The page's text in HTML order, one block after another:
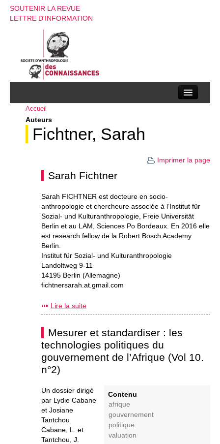
SOUTENIR LA REVUE
LETTRE D'INFORMATION
La société d’anthropologie des connaissances
La revue
Evenements
Accueil
Auteurs
Fichtner, Sarah
Imprimer la page
Sarah Fichtner
Sarah FICHTNER est docteure en socio-
anthropologie et chercheure associée à l’Institut für
Sozial- und Kulturanthropologie, Freie Universität
Berlin et au LAM, Sciences Po Bordeaux. En 2016 elle
est research fellow de la Robert Bosch Academy
Berlin.
Institut für Sozial- und Kulturanthropologie
Landoltweg 9-11
14195 Berlin (Allemagne)
fichtnersarah.at.gmail.com
Lire la suite
Mesurer et standardiser : les
technologies politiques du
gouvernement de l’Afrique (Vol 10.
n°2)
Contenu
afrique
gouvernement
politique
valuation
Un dossier dirigé
par Lydie Cabane
et Josiane
Tantchou
Cabane, L. et
Tantchou, J.